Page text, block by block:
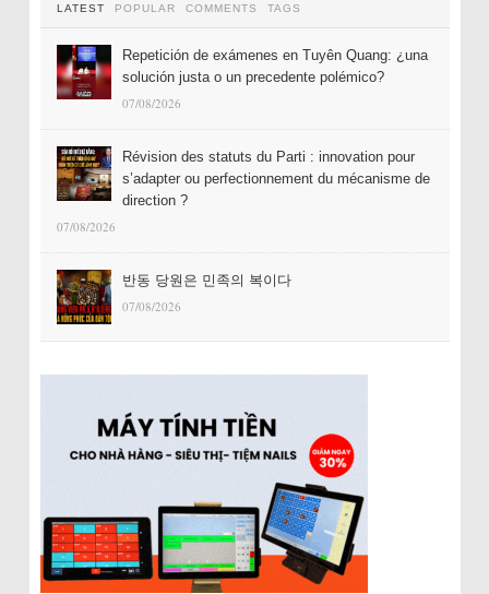
LATEST POPULAR COMMENTS TAGS
Repetición de exámenes en Tuyên Quang: ¿una
solución justa o un precedente polémico?
07/08/2026
Révision des statuts du Parti : innovation pour
s’adapter ou perfectionnement du mécanisme de
direction ?
07/08/2026
반동 당원은 민족의 복이다
07/08/2026